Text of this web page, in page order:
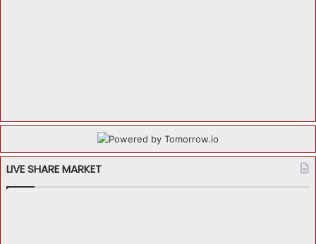
LIVE SHARE MARKET